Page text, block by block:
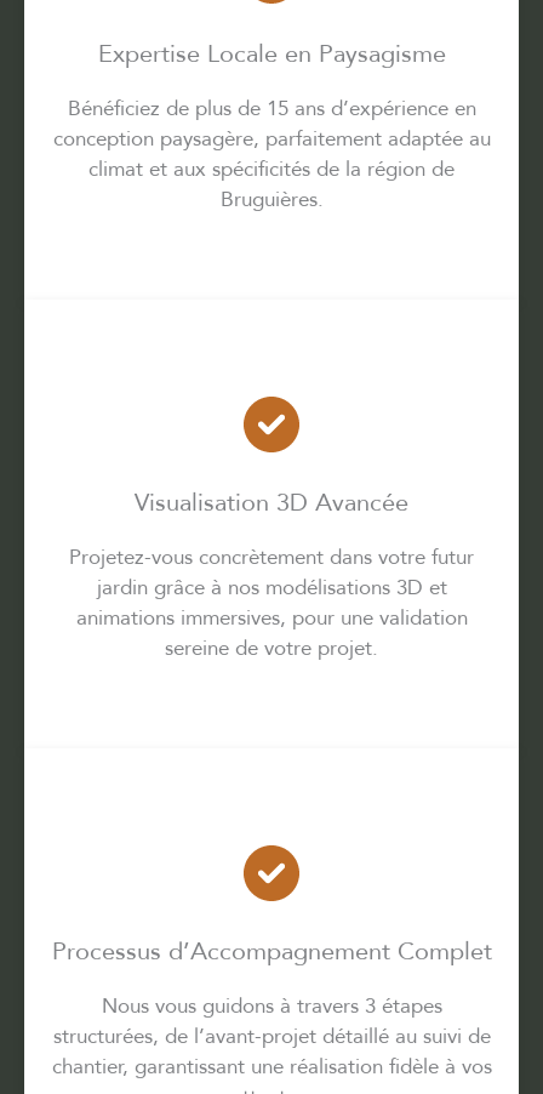
Expertise Locale en Paysagisme
Bénéficiez de plus de 15 ans d’expérience en
conception paysagère, parfaitement adaptée au
climat et aux spécificités de la région de
Bruguières.
Visualisation 3D Avancée
Projetez-vous concrètement dans votre futur
jardin grâce à nos modélisations 3D et
animations immersives, pour une validation
sereine de votre projet.
Processus d’Accompagnement Complet
Nous vous guidons à travers 3 étapes
structurées, de l’avant-projet détaillé au suivi de
chantier, garantissant une réalisation fidèle à vos